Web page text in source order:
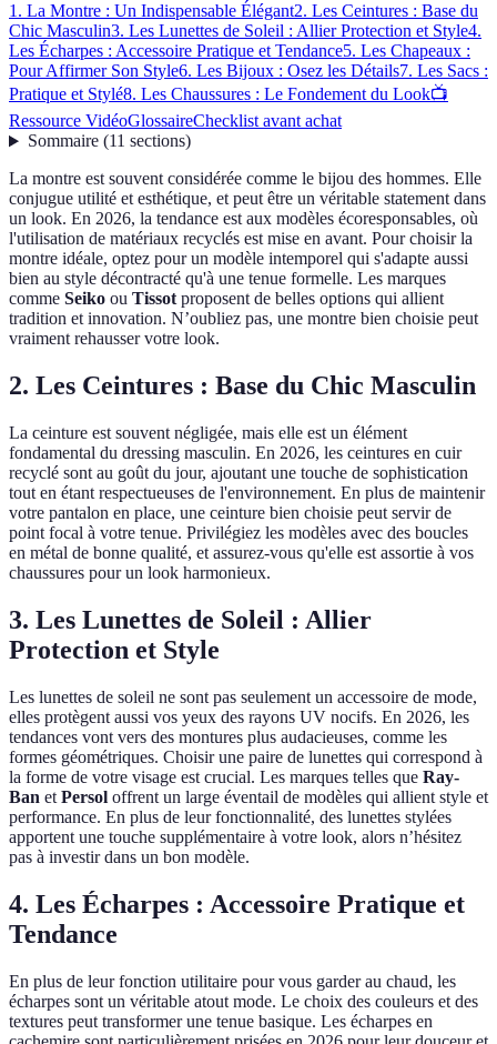
1. La Montre : Un Indispensable Élégant2. Les Ceintures : Base du
Chic Masculin3. Les Lunettes de Soleil : Allier Protection et Style4.
Les Écharpes : Accessoire Pratique et Tendance5. Les Chapeaux :
Pour Affirmer Son Style6. Les Bijoux : Osez les Détails7. Les Sacs :
Pratique et Stylé8. Les Chaussures : Le Fondement du Look📺
Ressource VidéoGlossaireChecklist avant achat
Sommaire(11 sections)
La montre est souvent considérée comme le bijou des hommes. Elle
conjugue utilité et esthétique, et peut être un véritable statement dans
un look. En 2026, la tendance est aux modèles écoresponsables, où
l'utilisation de matériaux recyclés est mise en avant. Pour choisir la
montre idéale, optez pour un modèle intemporel qui s'adapte aussi
bien au style décontracté qu'à une tenue formelle. Les marques
comme Seiko ou Tissotproposent de belles options qui allient
tradition et innovation. N’oubliez pas, une montre bien choisie peut
vraiment rehausser votre look.
2. Les Ceintures : Base du Chic Masculin
La ceinture est souvent négligée, mais elle est un élément
fondamental du dressing masculin. En 2026, les ceintures en cuir
recyclé sont au goût du jour, ajoutant une touche de sophistication
tout en étant respectueuses de l'environnement. En plus de maintenir
votre pantalon en place, une ceinture bien choisie peut servir de
point focal à votre tenue. Privilégiez les modèles avec des boucles
en métal de bonne qualité, et assurez-vous qu'elle est assortie à vos
chaussures pour un look harmonieux.
3. Les Lunettes de Soleil : Allier
Protection et Style
Les lunettes de soleil ne sont pas seulement un accessoire de mode,
elles protègent aussi vos yeux des rayons UV nocifs. En 2026, les
tendances vont vers des montures plus audacieuses, comme les
formes géométriques. Choisir une paire de lunettes qui correspond à
la forme de votre visage est crucial. Les marques telles que Ray-
Ban et Persol offrent un large éventail de modèles qui allient style et
performance. En plus de leur fonctionnalité, des lunettes stylées
apportent une touche supplémentaire à votre look, alors n’hésitez
pas à investir dans un bon modèle.
4. Les Écharpes : Accessoire Pratique et
Tendance
En plus de leur fonction utilitaire pour vous garder au chaud, les
écharpes sont un véritable atout mode. Le choix des couleurs et des
textures peut transformer une tenue basique. Les écharpes en